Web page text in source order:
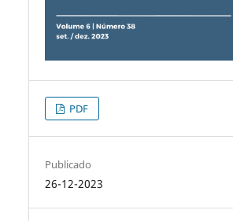
PDF
Publicado
26-12-2023